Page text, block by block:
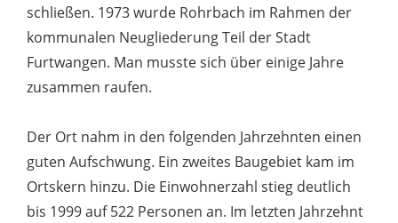
schließen. 1973 wurde Rohrbach im Rahmen der
kommunalen Neugliederung Teil der Stadt
Furtwangen. Man musste sich über einige Jahre
zusammen raufen.
Der Ort nahm in den folgenden Jahrzehnten einen
guten Aufschwung. Ein zweites Baugebiet kam im
Ortskern hinzu. Die Einwohnerzahl stieg deutlich
bis 1999 auf 522 Personen an. Im letzten Jahrzehnt